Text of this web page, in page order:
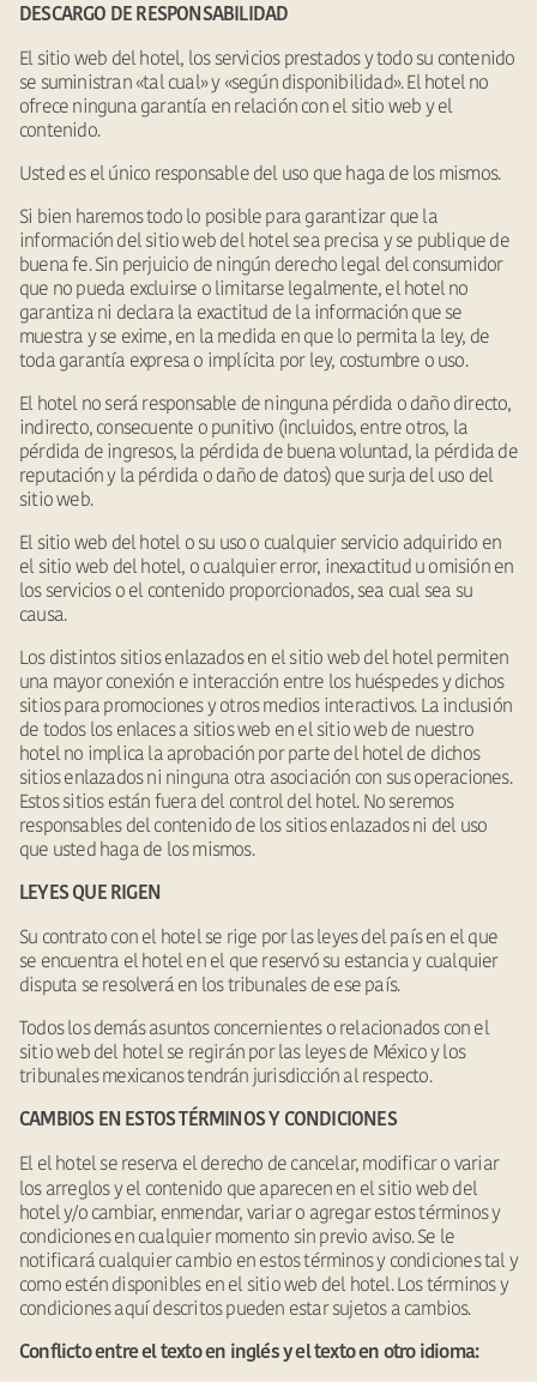
DESCARGO DE RESPONSABILIDAD
El sitio web del hotel, los servicios prestados y todo su contenido
se suministran «tal cual» y «según disponibilidad». El hotel no
ofrece ninguna garantía en relación con el sitio web y el
contenido.
Usted es el único responsable del uso que haga de los mismos.
Si bien haremos todo lo posible para garantizar que la
información del sitio web del hotel sea precisa y se publique de
buena fe. Sin perjuicio de ningún derecho legal del consumidor
que no pueda excluirse o limitarse legalmente, el hotel no
garantiza ni declara la exactitud de la información que se
muestra y se exime, en la medida en que lo permita la ley, de
toda garantía expresa o implícita por ley, costumbre o uso.
El hotel no será responsable de ninguna pérdida o daño directo,
indirecto, consecuente o punitivo (incluidos, entre otros, la
pérdida de ingresos, la pérdida de buena voluntad, la pérdida de
reputación y la pérdida o daño de datos) que surja del uso del
sitio web.
El sitio web del hotel o su uso o cualquier servicio adquirido en
el sitio web del hotel, o cualquier error, inexactitud u omisión en
los servicios o el contenido proporcionados, sea cual sea su
causa.
Los distintos sitios enlazados en el sitio web del hotel permiten
una mayor conexión e interacción entre los huéspedes y dichos
sitios para promociones y otros medios interactivos. La inclusión
de todos los enlaces a sitios web en el sitio web de nuestro
hotel no implica la aprobación por parte del hotel de dichos
sitios enlazados ni ninguna otra asociación con sus operaciones.
Estos sitios están fuera del control del hotel. No seremos
responsables del contenido de los sitios enlazados ni del uso
que usted haga de los mismos.
LEYES QUE RIGEN
Su contrato con el hotel se rige por las leyes del país en el que
se encuentra el hotel en el que reservó su estancia y cualquier
disputa se resolverá en los tribunales de ese país.
Todos los demás asuntos concernientes o relacionados con el
sitio web del hotel se regirán por las leyes de México y los
tribunales mexicanos tendrán jurisdicción al respecto.
CAMBIOS EN ESTOS TÉRMINOS Y CONDICIONES
El el hotel se reserva el derecho de cancelar, modificar o variar
los arreglos y el contenido que aparecen en el sitio web del
hotel y/o cambiar, enmendar, variar o agregar estos términos y
condiciones en cualquier momento sin previo aviso. Se le
notificará cualquier cambio en estos términos y condiciones tal y
como estén disponibles en el sitio web del hotel. Los términos y
condiciones aquí descritos pueden estar sujetos a cambios.
Conflicto entre el texto en inglés y el texto en otro idioma: